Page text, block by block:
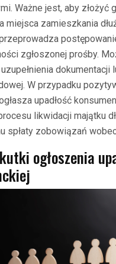
Ważne jest, aby złożyć
miejsca zamieszkania
zgłoszonej prośby.
dokumentacji
W przypadku
upadłość
likwidacji majątku
spłaty zobowiązań
ogłoszenia